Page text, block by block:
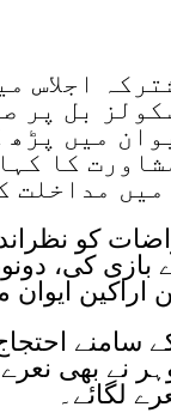
اتھارٹی بل 2025
بل پر
میں
کا
مداخلت
کو
کی،
ایوان
سامنے
نے بھی
لگائے۔